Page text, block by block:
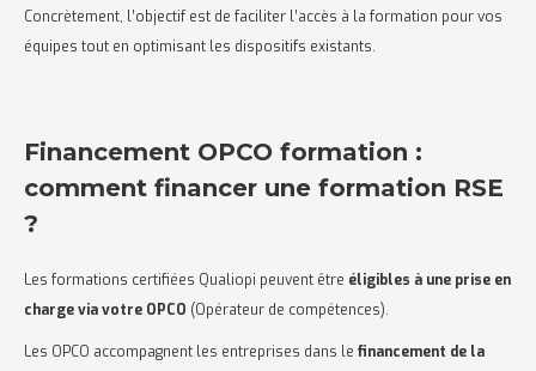
Concrètement, l’objectif est de faciliter l’accès à la formation pour vos
équipes tout en optimisant les dispositifs existants.
Financement OPCO formation :
comment financer une formation RSE
?
Les formations certifiées Qualiopi peuvent être éligibles à une prise en
charge via votre OPCO (Opérateur de compétences).
Les OPCO accompagnent les entreprises dans le financement de la